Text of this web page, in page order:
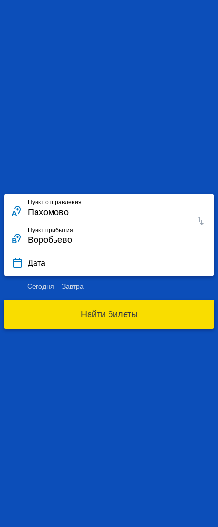
Пункт отправления
Пункт прибытия
Дата
Сегодня Завтра
Найти билеты